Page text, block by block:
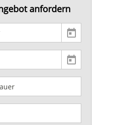
anfordern